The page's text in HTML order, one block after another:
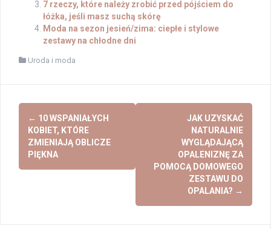
7 rzeczy, które należy zrobić przed pójściem do
łóżka, jeśli masz suchą skórę
Moda na sezon jesień/zima: ciepłe i stylowe
zestawy na chłodne dni
Uroda i moda
Post
navigation
← 10 WSPANIAŁYCH
KOBIET, KTÓRE
ZMIENIAJĄ OBLICZE
PIĘKNA
JAK UZYSKAĆ
NATURALNIE
WYGLĄDAJĄCĄ
OPALENIZNĘ ZA
POMOCĄ DOMOWEGO
ZESTAWU DO
OPALANIA? →